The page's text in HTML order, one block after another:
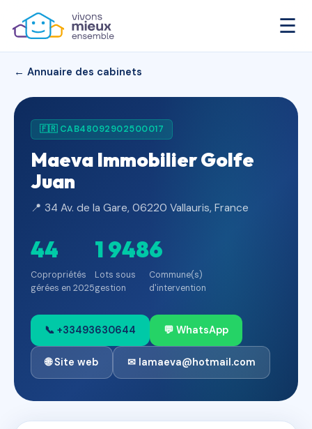
☰
← Annuaire des cabinets
🇫🇷 CAB48092902500017
Maeva Immobilier Golfe
Juan
📍 34 Av. de la Gare, 06220 Vallauris, France
44
Copropriétés
gérées en 2025
1 948
Lots sous
gestion
6
Commune(s)
d'intervention
📞 +33493630644 💬 WhatsApp
🌐 Site web ✉ lamaeva@hotmail.com